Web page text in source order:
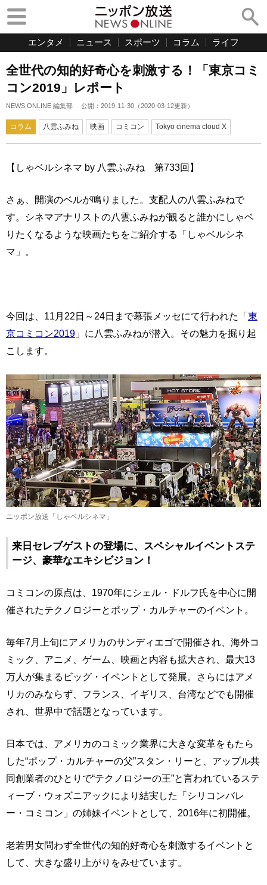
エンタメ ニュース スポーツ コラム ライフ
全世代の知的好奇心を刺激する！「東京コミ
コン2019」レポート
NEWS ONLINE 編集部 公開： 2019-11-30 （2020-03-12更新）
コラム 八雲ふみね 映画 コミコン Tokyo cinema cloud X
【しゃベルシネマ by 八雲ふみね 第733回】
さぁ、開演のベルが鳴りました。支配人の八雲ふみねで
す。シネマアナリストの八雲ふみねが観ると誰かにしゃベ
りたくなるような映画たちをご紹介する「しゃベルシネ
マ」。
今回は、11月22日～24日まで幕張メッセにて行われた「東
京コミコン2019 」に八雲ふみねが潜入。その魅力を掘り起
こします。
ニッポン放送「しゃベルシネマ」
来日セレブゲストの登場に、スペシャルイベントステ
ージ、豪華なエキシビジョン！
コミコンの原点は、1970年にシェル・ドルフ氏を中心に開
催されたテクノロジーとポップ・カルチャーのイベント。
毎年7月上旬にアメリカのサンディエゴで開催され、海外コ
ミック、アニメ、ゲーム、映画と内容も拡大され、最大13
万人が集まるビッグ・イベントとして発展。さらにはアメ
リカのみならず、フランス、イギリス、台湾などでも開催
され、世界中で話題となっています。
日本では、アメリカのコミック業界に大きな変革をもたら
した“ポップ・カルチャーの父”スタン・リーと、アップル共
同創業者のひとりで“テクノロジーの王”と言われているステ
ィーブ・ウォズニアックにより結実した「シリコンバレ
ー・コミコン」の姉妹イベントとして、2016年に初開催。
老若男女問わず全世代の知的好奇心を刺激するイベントと
して、大きな盛り上がりをみせています。